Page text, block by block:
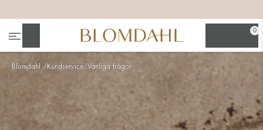
Blomdahl Kundservice/Vanliga frågor
0
Nässmycken